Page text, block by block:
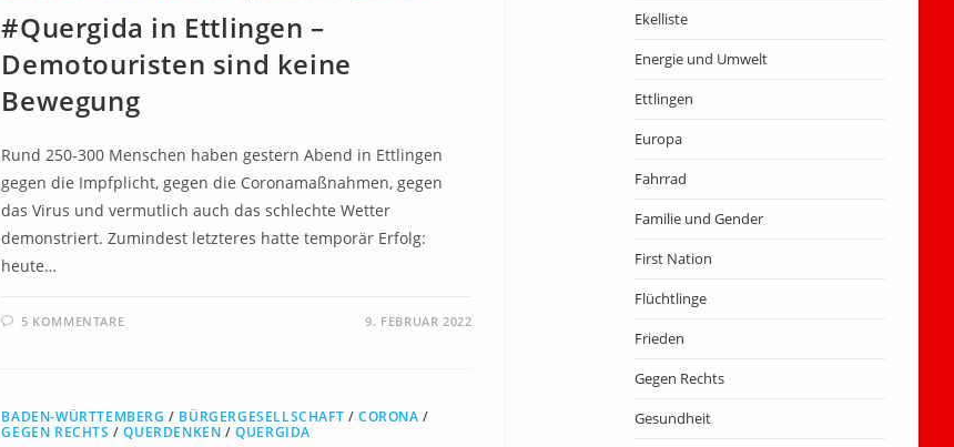
#Quergida in Ettlingen –
Demotouristen sind keine
Bewegung
Rund 250-300 Menschen haben gestern Abend in Ettlingen
gegen die Impfplicht, gegen die Coronamaßnahmen, gegen
das Virus und vermutlich auch das schlechte Wetter
demonstriert. Zumindest letzteres hatte temporär Erfolg:
heute…
5 KOMMENTARE 9. FEBRUAR 2022
BADEN-WÜRTTEMBERG / BÜRGERGESELLSCHAFT / CORONA /
GEGEN RECHTS /QUERDENKEN /QUERGIDA
Ekelliste
Energie und Umwelt
Ettlingen
Europa
Fahrrad
Familie und Gender
First Nation
Flüchtlinge
Frieden
Gegen Rechts
Gesundheit